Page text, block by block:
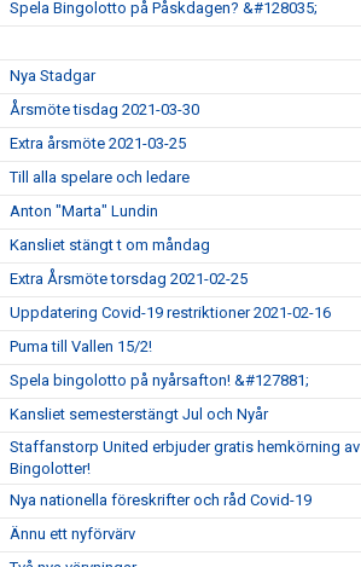
Spela Bingolotto på Påskdagen? &#128035;
Nya Stadgar
Årsmöte tisdag 2021-03-30
Extra årsmöte 2021-03-25
Till alla spelare och ledare
Anton "Marta" Lundin
Kansliet stängt t om måndag
Extra Årsmöte torsdag 2021-02-25
Uppdatering Covid-19 restriktioner 2021-02-16
Puma till Vallen 15/2!
Spela bingolotto på nyårsafton! &#127881;
Kansliet semesterstängt Jul och Nyår
Staffanstorp United erbjuder gratis hemkörning av
Bingolotter!
Nya nationella föreskrifter och råd Covid-19
Ännu ett nyförvärv